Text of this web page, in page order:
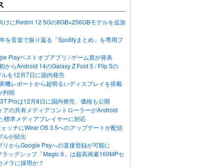
けにRedmi 12 5Gの8GB+256GBモデルを追加
を音楽で振り返る「Spotifyまとめ」を専用フ
Playベストオブアプリ / ゲーム賞が発表
からAndroid 14のGalaxy Z Fold 5 / Flip 5の
を12月7日に国内発売
機レポートから超明るいディスプレイを搭載
判明
Proは12月8日に国内発売、価格も公開
アの共有メディアコントローラーがAndroid
標準メディアプレイヤーに対応
ッチにWear OS 3.5へのアップデートが配信
ルが続出
リからGoogle Payへの直接登録が可能に
ッグシップ「Magic 6」は超高画素160MPセ
メラに採用か？